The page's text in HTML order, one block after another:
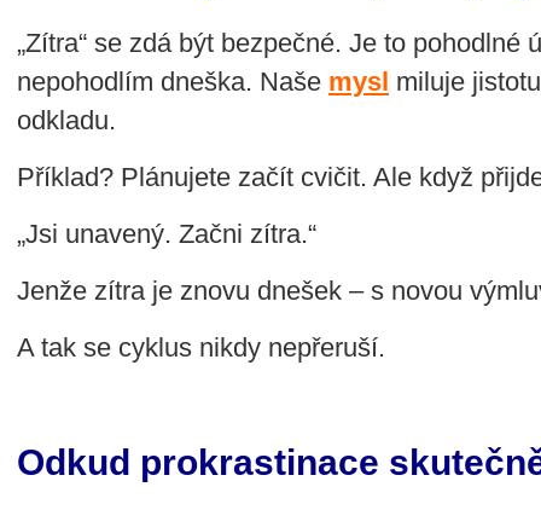
„Zítra“ se zdá být bezpečné. Je to pohodlné
nepohodlím dneška. Naše mysl miluje
odkladu.
Příklad? Plánujete začít cvičit. Ale když
„Jsi unavený. Začni zítra.“
Jenže zítra je znovu dnešek – s novou
A tak se cyklus nikdy nepřeruší.
Odkud prokrastinace